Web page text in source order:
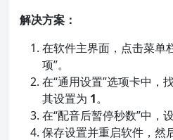
解决方案：
在软件主界面，点击菜单
项”。
在“通用设置”选项卡中，
其设置为 1。
在“配音后暂停秒数”中，
保存设置并重启软件，然